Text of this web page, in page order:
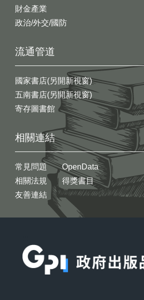
財金產業
政治/外交/國防
流通管道
國家書店(另開新視窗)
五南書店(另開新視窗)
寄存圖書館
相關連結
常見問題
相關法規
友善連結
OpenData
得獎書目